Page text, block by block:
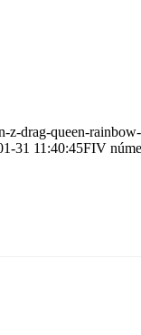
z-drag-queen-
31 11:40:45FIV